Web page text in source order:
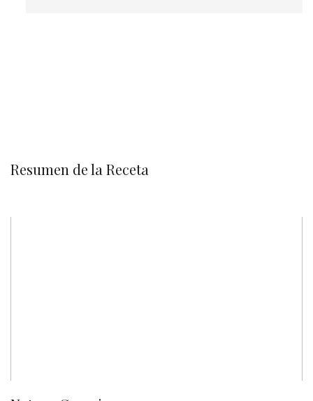
Resumen de la Receta